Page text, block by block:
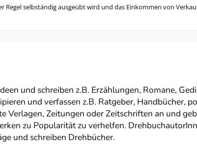
Regel selbständig ausgeübt wird und das Einkommen von
und schreiben z.B. Erzählungen, Romane,
und verfassen z.B. Ratgeber, Handbücher,
Verlagen, Zeitungen oder Zeitschriften an und
zu Popularität zu verhelfen.
und schreiben Drehbücher.